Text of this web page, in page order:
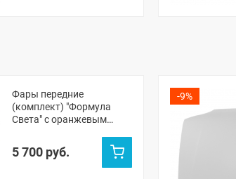
Фары передние
(комплект) "Формула
Света" с оранжевым
2114, 2115 (под Киржач)
5 700 руб.
-9%